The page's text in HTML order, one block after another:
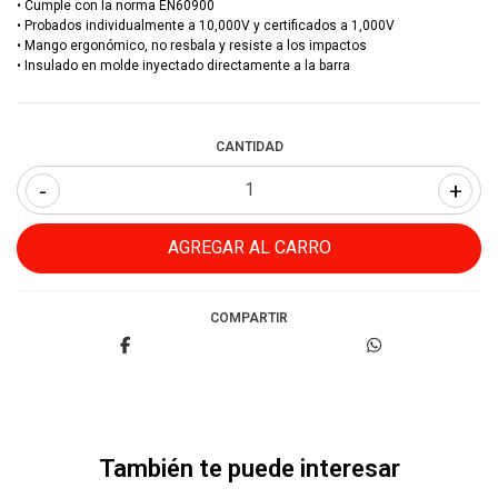
• Cumple con la norma EN60900
• Probados individualmente a 10,000V y certificados a 1,000V
• Mango ergonómico, no resbala y resiste a los impactos
• Insulado en molde inyectado directamente a la barra
CANTIDAD
+
-
COMPARTIR
También te puede interesar